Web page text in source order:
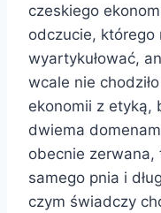
czeskiego
odczucie, którego
wyartykułować,
wcale nie
ekonomii z etyką,
dwiema
obecnie zerwana,
samego pnia i
czym świadczy